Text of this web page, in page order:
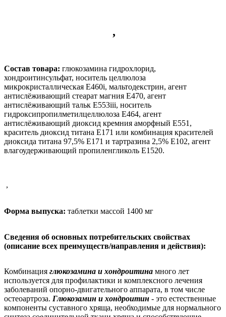
,
Состав товара: глюкозамина гидрохлорид,
хондроитинсульфат, носитель целлюлоза
микрокристаллическая Е460i, мальтодекстрин, агент
антислёживающий стеарат магния Е470, агент
антислёживающий тальк Е553iii, носитель
гидроксипропилметилцеллюлоза Е464, агент
антислёживающий диоксид кремния аморфный Е551,
краситель диоксид титана Е171 или комбинация красителей
диоксида титана 97,5% Е171 и тартразина 2,5% Е102, агент
влагоудерживающий пропиленгликоль Е1520.
,
Форма выпуска: таблетки массой 1400 мг
Сведения об основных потребительских свойствах
(описание всех преимуществ/направления и действия):
Комбинация глюкозамина и хондроитина много лет
используется для профилактики и комплексного лечения
заболеваний опорно-двигательного аппарата, в том числе
остеоартроза. Глюкозамин и хондроитин - это естественные
компоненты суставного хряща, необходимые для нормального